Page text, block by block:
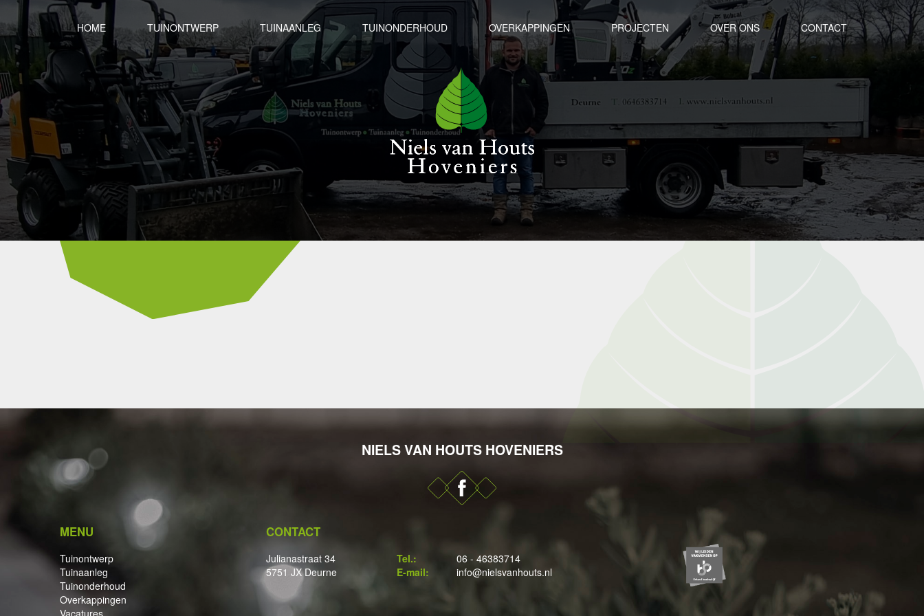
HOME TUINONTWERP TUINAANLEG TUINONDERHOUD OVERKAPPINGEN PROJECTEN OVER ONS CONTACT
NIELS VAN HOUTS HOVENIERS
MENU
Tuinontwerp
Tuinaanleg
Tuinonderhoud
Overkappingen
CONTACT
Julianastraat 34 Tel.:
06 - 46383714
5751 JX Deurne
E-mail: info@nielsvanhouts.nl